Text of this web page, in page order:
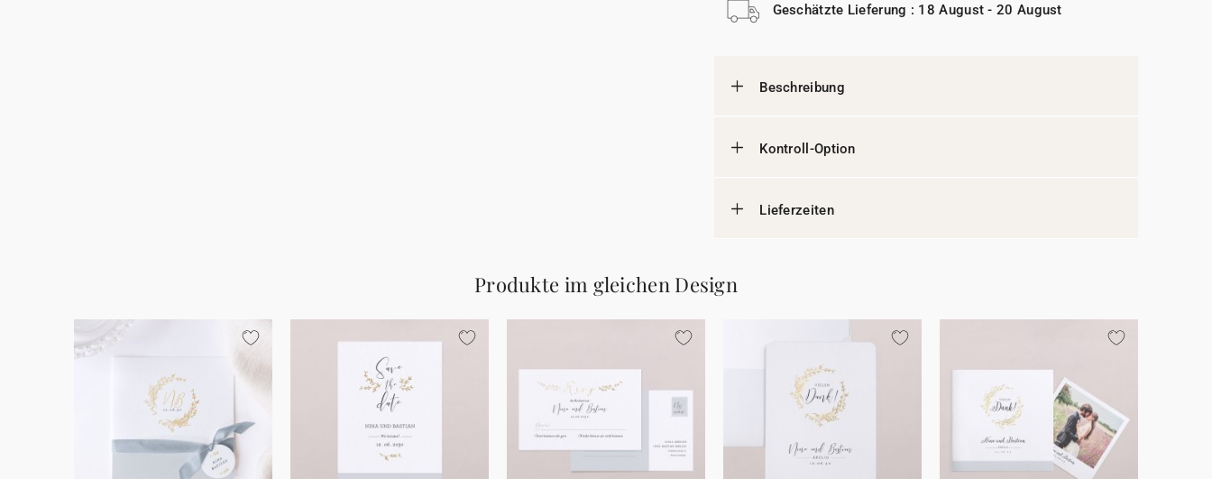
Geschätzte Lieferung : 18 August - 20 August
Beschreibung
Kontroll-Option
Lieferzeiten
Produkte im gleichen Design